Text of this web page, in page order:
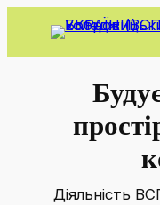
Перейти
Діяльність